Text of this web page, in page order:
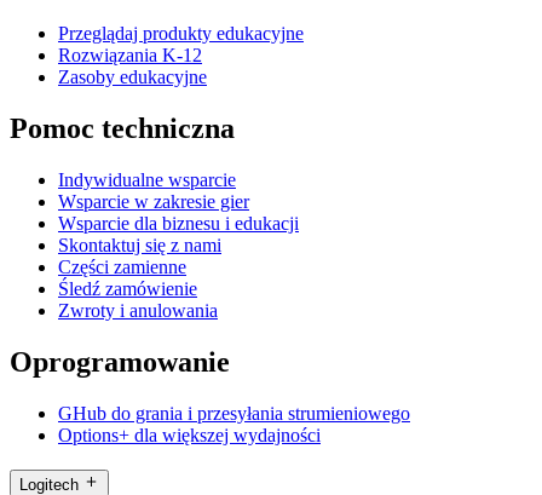
Przeglądaj produkty edukacyjne
Rozwiązania K-12
Zasoby edukacyjne
Pomoc techniczna
Indywidualne wsparcie
Wsparcie w zakresie gier
Wsparcie dla biznesu i edukacji
Skontaktuj się z nami
Części zamienne
Śledź zamówienie
Zwroty i anulowania
Oprogramowanie
GHub do grania i przesyłania strumieniowego
Options+ dla większej wydajności
Logitech